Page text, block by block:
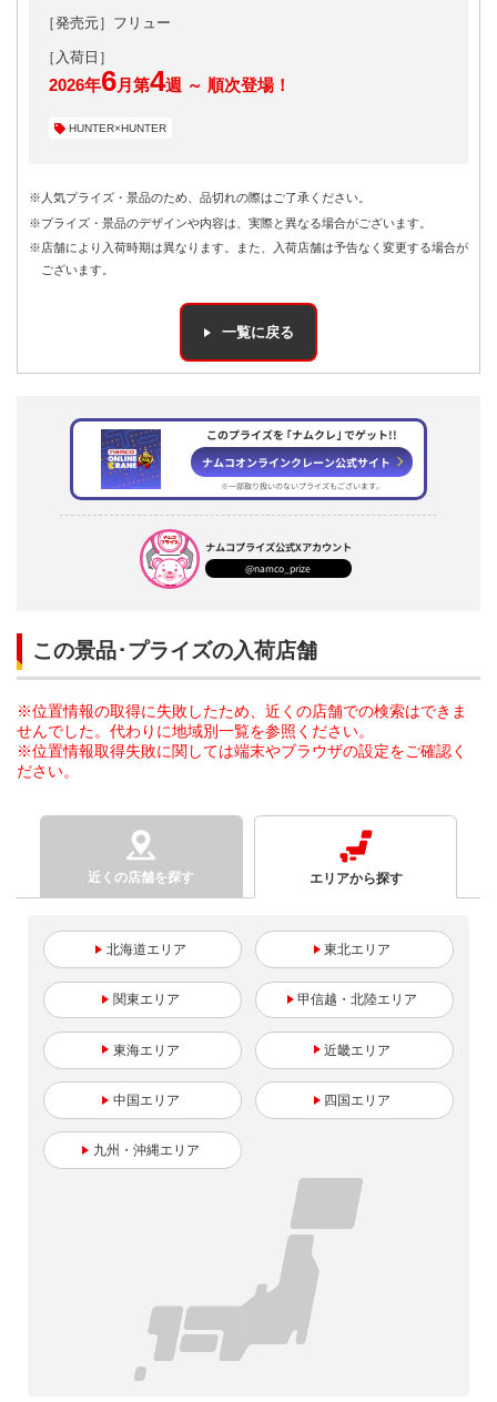
［発売元］フリュー
2026年6月第4週 ～ 順次登場！
HUNTER×HUNTER
※人気プライズ・景品のため、品切れの際はご了承ください。
※プライズ・景品のデザインや内容は、実際と異なる場合がございます。
※店舗により入荷時期は異なります。また、入荷店舗は予告なく変更する場合が
ございます。
一覧に戻る
このプライズを ｢ナムクレ｣ でゲット!!
ナムコオンラインクレーン公式サイト
※一部取り扱いのないプライズもございます。
ナムコプライズ公式Xアカウント
@namco_prize
この景品･プライズの入荷店舗
※位置情報の取得に失敗したため、近くの店舗での検索はできま
せんでした。代わりに地域別一覧を参照ください。
※位置情報取得失敗に関しては端末やブラウザの設定をご確認く
ださい。
近くの店舗を探す エリアから探す
北海道 東北
関東 甲信越・北陸
東海 近畿
中国 四国
九州・沖縄